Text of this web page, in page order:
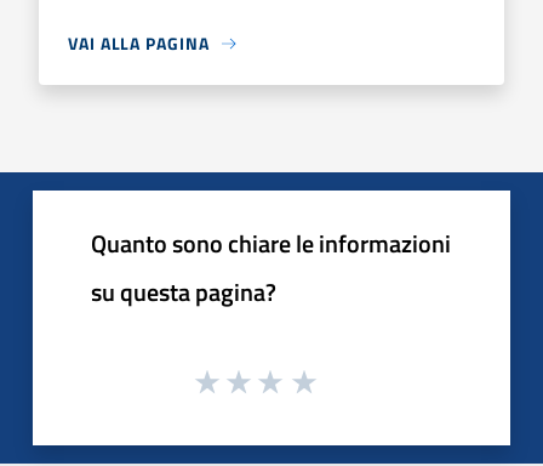
VAI ALLA PAGINA
Quanto sono chiare le informazioni
su questa pagina?